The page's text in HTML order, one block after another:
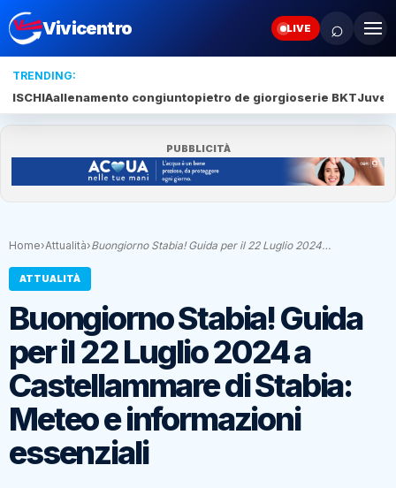
Vivicentro LIVE ⌕
TRENDING:
ISCHIAallenamento congiuntopietro de giorgioserie BKTJuve
PUBBLICITÀ
Home›Attualità›Buongiorno Stabia! Guida per il 22 Luglio 2024…
ATTUALITÀ
Buongiorno Stabia! Guida
per il 22 Luglio 2024 a
Castellammare di Stabia:
Meteo e informazioni
essenziali